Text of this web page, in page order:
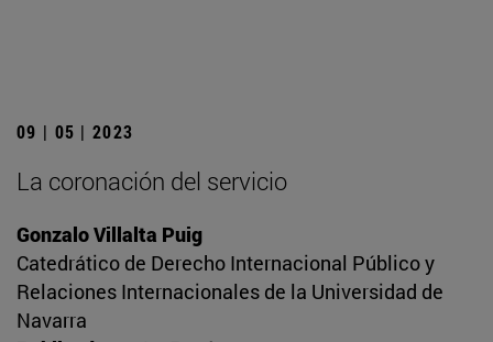
09 | 05 | 2023
La coronación del servicio
Gonzalo Villalta Puig
Catedrático de Derecho Internacional Público y
Relaciones Internacionales de la Universidad de
Navarra